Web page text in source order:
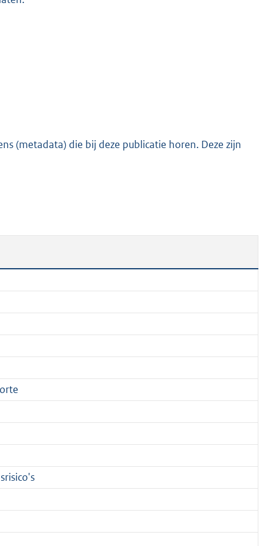
(metadata) die bij deze publicatie horen. Deze zijn